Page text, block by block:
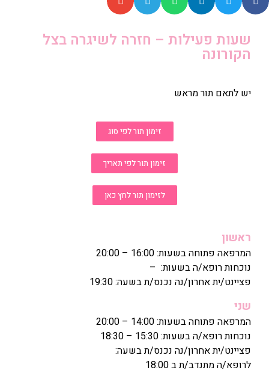
שעות פעילות – חזרה לשיגרה בצל
הקורונה
יש לתאם תור מראש
זימון תור לפי סוג
זימון תור לפי תאריך
לזימון תור לחץ כאן
ראשון
המרפאה פתוחה בשעות: 16:00 – 20:00
נוכחות רופא/ה בשעות: –
פציינט/ית אחרון/נה נכנס/ת בשעה: 19:30
שני
המרפאה פתוחה בשעות: 14:00 – 20:00
נוכחות רופא/ה בשעות: 15:30 – 18:30
פציינט/ית אחרון/נה נכנס/ת בשעה:
לרופא/ה מתנדב/ת ב 18:00